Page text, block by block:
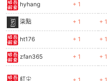
hyhang + 1
柒點 + 1 + 1
ht176 + 1 + 1
zfan365 + 1 + 1
紅尘